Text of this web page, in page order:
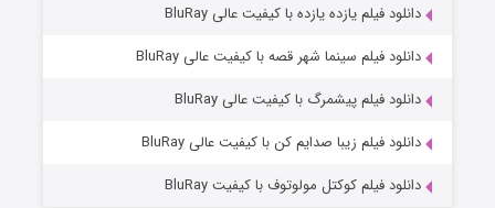
دانلود فیلم یازده یازده با کیفیت عالی BluRay
دانلود فیلم سینما شهر قصه با کیفیت عالی BluRay
دانلود فیلم پیشمرگ با کیفیت عالی BluRay
دانلود فیلم زیبا صدایم کن با کیفیت عالی BluRay
دانلود فیلم کوکتل مولوتوف با کیفیت BluRay